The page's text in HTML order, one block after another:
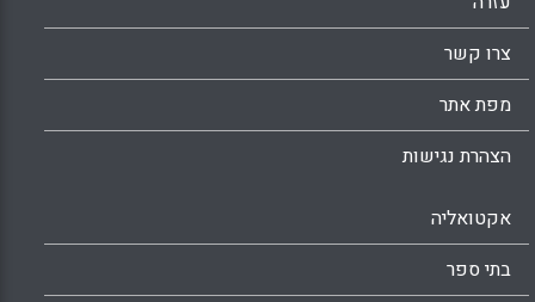
צרו קשר
מפת אתר
הצהרת נגישות
אקטואליה
בתי ספר